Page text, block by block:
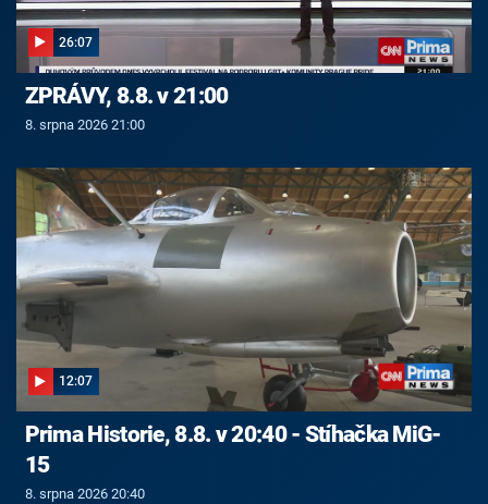
26:07
ZPRÁVY, 8.8. v 21:00
8. srpna 2026 21:00
12:07
Prima Historie, 8.8. v 20:40 - Stíhačka MiG-
15
8. srpna 2026 20:40